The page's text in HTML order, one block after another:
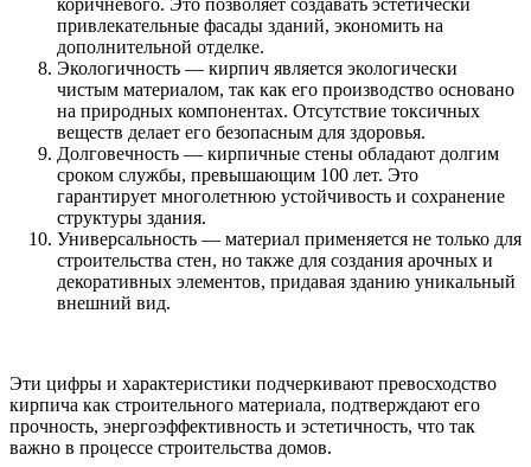
коричневого. Это позволяет создавать эстетически
привлекательные фасады зданий, экономить на
дополнительной отделке.
Экологичность — кирпич является экологически
чистым материалом, так как его производство основано
на природных компонентах. Отсутствие токсичных
веществ делает его безопасным для здоровья.
Долговечность — кирпичные стены обладают долгим
сроком службы, превышающим 100 лет. Это
гарантирует многолетнюю устойчивость и сохранение
структуры здания.
Универсальность — материал применяется не только для
строительства стен, но также для создания арочных и
декоративных элементов, придавая зданию уникальный
внешний вид.
Эти цифры и характеристики подчеркивают превосходство
кирпича как строительного материала, подтверждают его
прочность, энергоэффективность и эстетичность, что так
важно в процессе строительства домов.